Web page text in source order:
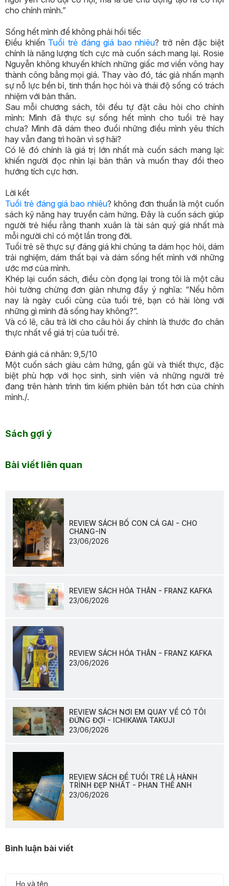
cho chính mình.”
Sống hết mình để không phải hối tiếc
Điều khiến Tuổi trẻ đáng giá bao nhiêu? trở nên đặc biệt
chính là năng lượng tích cực mà cuốn sách mang lại. Rosie
Nguyễn không khuyến khích những giấc mơ viển vông hay
thành công bằng mọi giá. Thay vào đó, tác giả nhấn mạnh
sự nỗ lực bền bỉ, tinh thần học hỏi và thái độ sống có trách
nhiệm với bản thân.
Sau mỗi chương sách, tôi đều tự đặt câu hỏi cho chính
mình: Mình đã thực sự sống hết mình cho tuổi trẻ hay
chưa? Mình đã dám theo đuổi những điều mình yêu thích
hay vẫn đang trì hoãn vì sợ hãi?
Có lẽ đó chính là giá trị lớn nhất mà cuốn sách mang lại:
khiến người đọc nhìn lại bản thân và muốn thay đổi theo
hướng tích cực hơn.
Lời kết
Tuổi trẻ đáng giá bao nhiêu? không đơn thuần là một cuốn
sách kỹ năng hay truyền cảm hứng. Đây là cuốn sách giúp
người trẻ hiểu rằng thanh xuân là tài sản quý giá nhất mà
mỗi người chỉ có một lần trong đời.
Tuổi trẻ sẽ thực sự đáng giá khi chúng ta dám học hỏi, dám
trải nghiệm, dám thất bại và dám sống hết mình với những
ước mơ của mình.
Khép lại cuốn sách, điều còn đọng lại trong tôi là một câu
hỏi tưởng chừng đơn giản nhưng đầy ý nghĩa: “Nếu hôm
nay là ngày cuối cùng của tuổi trẻ, bạn có hài lòng với
những gì mình đã sống hay không?”.
Và có lẽ, câu trả lời cho câu hỏi ấy chính là thước đo chân
thực nhất về giá trị của tuổi trẻ.
Đánh giá cá nhân: 9,5/10
Một cuốn sách giàu cảm hứng, gần gũi và thiết thực, đặc
biệt phù hợp với học sinh, sinh viên và những người trẻ
đang trên hành trình tìm kiếm phiên bản tốt hơn của chính
mình./.
Sách gợi ý
Bài viết liên quan
REVIEW SÁCH BỐ CON CÁ GAI - CHO
CHANG-IN
23/06/2026
REVIEW SÁCH HÓA THÂN - FRANZ KAFKA
23/06/2026
REVIEW SÁCH HÓA THÂN - FRANZ KAFKA
23/06/2026
REVIEW SÁCH NƠI EM QUAY VỀ CÓ TÔI
ĐỨNG ĐỢI - ICHIKAWA TAKUJI
23/06/2026
REVIEW SÁCH ĐỂ TUỔI TRẺ LÀ HÀNH
TRÌNH ĐẸP NHẤT - PHAN THẾ ANH
23/06/2026
Bình luận bài viết